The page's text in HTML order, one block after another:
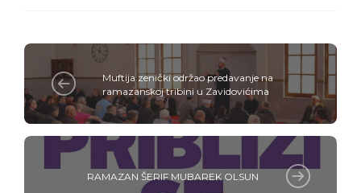
Muftija zenički održao predavanje na
ramazanskoj tribini u Zavidovićima
RAMAZAN ŠERIF MUBAREK OLSUN